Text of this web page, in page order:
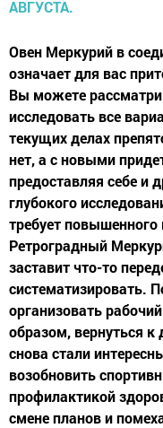
Овен Меркурий в
означает для вас
Вы можете
исследовать все
текущих делах
нет, а с новыми
предоставляя себе и
глубокого
требует
Ретроградный
заставит что-то
систематизировать.
организовать
образом, вернуться
снова стали
возобновить
профилактикой
смене планов и